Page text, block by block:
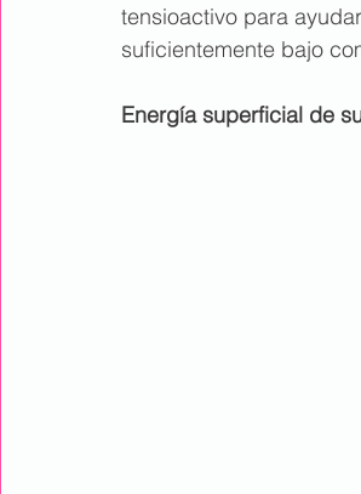
tensioactivo para
suficientemente bajo
Energía superficial de